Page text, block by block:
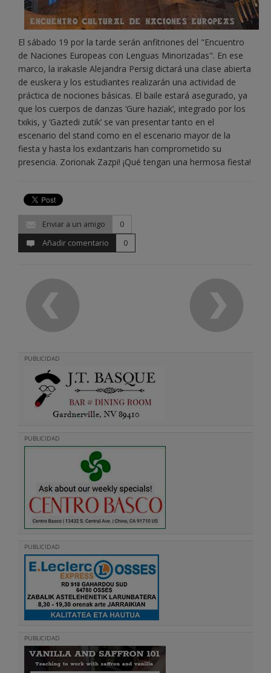
El sábado 19 por la tarde serán anfitriones del "Encuentro
de Naciones Europeas con Lenguas Minorizadas". En ese
marco, la irakasle Alejandra Persig dictará una clase abierta
de euskera y los estudiantes realizarán una actividad de
práctica de nociones básicas. El baile estará asegurado, ya
que los cuerpos de danzas ‘Gure haziak’, integrado por los
txikis, y ‘Gaztedi zutik’ se van presentar tanto en el
escenario del stand como en el escenario mayor de la
fiesta y hasta los exdantzaris han comprometido su
presencia. Zorionak Zazpi! ¡Qué tengan una hermosa fiesta!
Enviar a un amigo
0
Añadir comentario
0
PUBLICIDAD
PUBLICIDAD
PUBLICIDAD
PUBLICIDAD